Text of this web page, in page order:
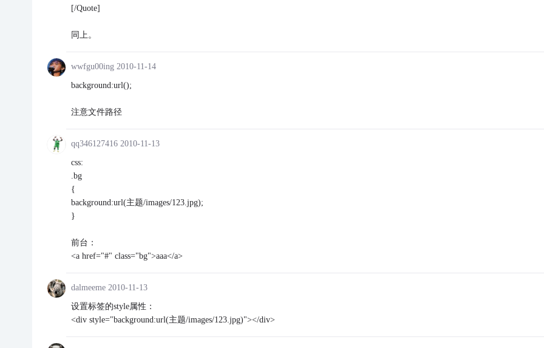
[/Quote]
同上。
wwfgu00ing 2010-11-14
background:url();
注意文件路径
qq346127416 2010-11-13
css:
.bg
{
background:url(主题/images/123.jpg);
}
前台：
<a href="#" class="bg">aaa</a>
dalmeeme 2010-11-13
设置标签的style属性：
<div style="background:url(主题/images/123.jpg)"></div>